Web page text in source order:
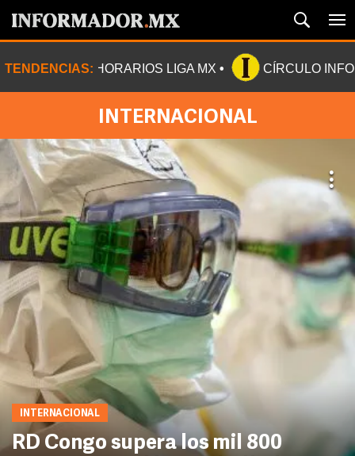
TENDENCIAS: HORARIOS LIGA MX CÍRCULO
INTERNACIONAL
INTERNACIONAL
RD Congo supera los mil 800